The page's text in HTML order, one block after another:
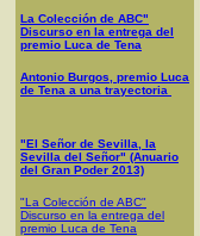
La Colección de ABC"
Discurso en la entrega del
premio Luca de Tena
Antonio Burgos, premio Luca
de Tena a una trayectoria
"El Señor de Sevilla, la
Sevilla del Señor" (Anuario
del Gran Poder 2013)
"La Colección de ABC"
Discurso en la entrega del
premio Luca de Tena